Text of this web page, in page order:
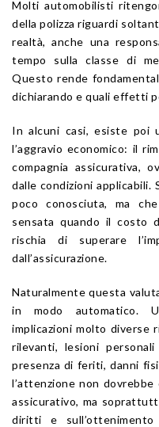
Molti automobilisti
della polizza riguardi
realtà, anche una
tempo sulla classe di
Questo rende
dichiarando e quali effetti
In alcuni casi, esiste poi
l’aggravio economico: il
compagnia assicurativa,
dalle condizioni
poco conosciuta, ma
sensata quando il costo
rischia di superare
dall’assicurazione.
Naturalmente questa
in modo automatico.
implicazioni molto diverse
rilevanti, lesioni
presenza di feriti, danni
l’attenzione non
assicurativo, ma
diritti e